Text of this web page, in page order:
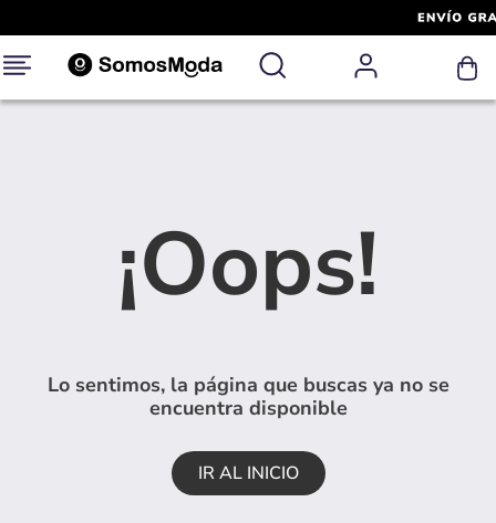
¡Oops!
Lo sentimos, la página que buscas ya no se
encuentra disponible
IR AL INICIO